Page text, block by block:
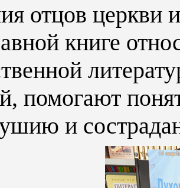
отцов церкви
книге
помогают
и